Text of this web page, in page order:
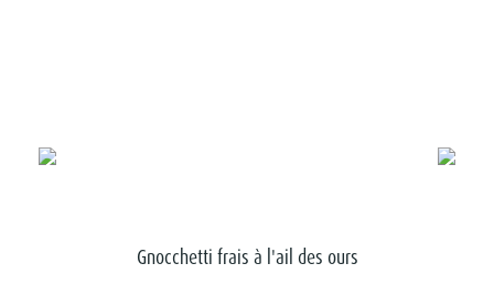
Gnocchetti frais à l'ail des ours